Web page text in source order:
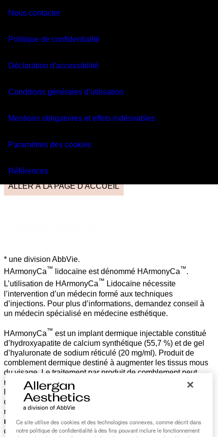
MENU
LE TRAITEMENT
404
consulter n’existe pas.
ALLER À LA PAGE D'ACCUEIL
LE TRAITEMENT
Nous contacter
Politique de confidentialité
Déclaration d'accessibilité
Conditions générales d’utilisation
Mentions obligatoires et effets indésirables
Paramètres des cookies
Références
* une division AbbVie.
HArmonyCa™ lidocaïne est dénommé HArmonyCa™.
L’utilisation de HArmonyCa™ Lidocaïne nécessite
l’intervention d’un médecin formé aux techniques
d’injections. Pour plus d’informations, demandez conseil à
un médecin spécialisé en médecine esthétique.
HArmonyCa™ est un implant dermique injectable constitué
d’hydroxyapatite de calcium synthétique (55,7 %) et de gel
d’hyaluronate de sodium réticulé (20 mg/ml). Produit de
comblement dermique destiné à augmenter les tissus mous
du visage. Le traitement par produit de comblement peut
nécessiter plusieurs retouches dans le temps pour atteindre
la correction souhaitée. Ce dispositif médical est un produit
de santé réglementé qui porte au titre de cette
réglementation le marquage CE2409.
nécessite l’intervention d’un médecin.Contre-indiqué en
cas de grossesse, allaitement et patient <18 ans. Ne pas se
Ce site utilise des cookies et des technologies connexes, comme décrit dans
notre politique de confidentialité à des fins pouvant inclure le fonctionnement